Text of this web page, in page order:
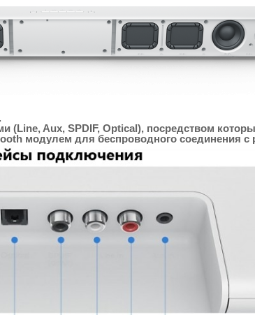
(Line, Aux, SPDIF, Optical), посредством
модулем для беспроводного соединения